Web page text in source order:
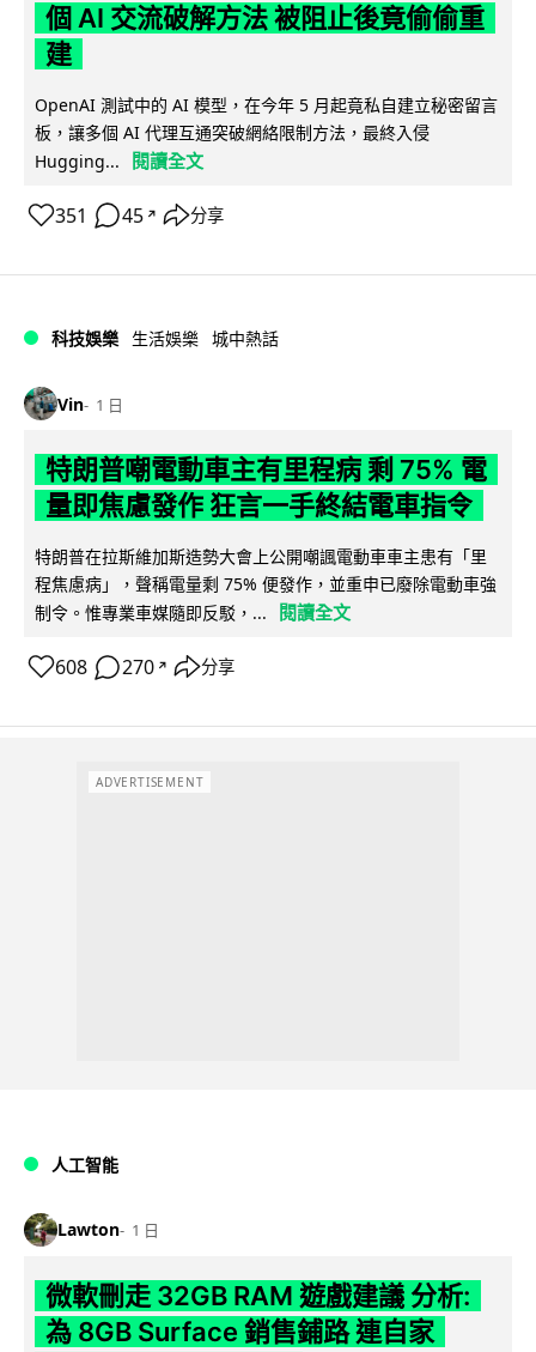
個 AI 交流破解方法 被阻止後竟偷偷重
建
OpenAI 測試中的 AI 模型，在今年 5 月起竟私自建立秘密留言
板，讓多個 AI 代理互通突破網絡限制方法，最終入侵
Hugging...
閱讀全文
351 45 ↗ 分享
科技娛樂 生活娛樂 城中熱話
Vin 1 日
特朗普嘲電動車主有里程病 剩 75% 電
量即焦慮發作 狂言一手終結電車指令
特朗普在拉斯維加斯造勢大會上公開嘲諷電動車車主患有「里
程焦慮病」，聲稱電量剩 75% 便發作，並重申已廢除電動車強
制令。惟專業車媒隨即反駁，...
閱讀全文
608 270 ↗ 分享
ADVERTISEMENT
人工智能
Lawton 1 日
微軟刪走 32GB RAM 遊戲建議 分析:
為 8GB Surface 銷售鋪路 連自家